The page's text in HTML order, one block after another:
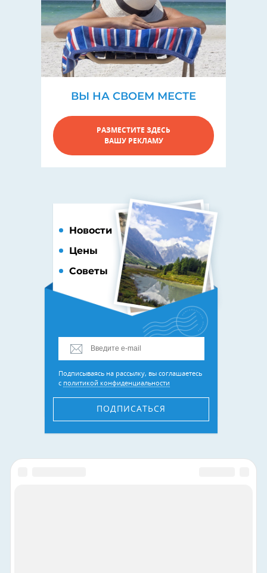
ВЫ НА СВОЕМ МЕСТЕ
РАЗМЕСТИТЕ ЗДЕСЬ
ВАШУ РЕКЛАМУ
Новости
Цены
Советы
Подписываясь на рассылку, вы соглашаетесь
с политикой конфиденциальности
ПОДПИСАТЬСЯ